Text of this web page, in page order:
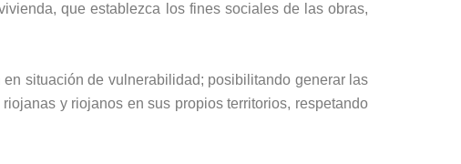
que establezca los fines sociales de las obras,
situación de vulnerabilidad; posibilitando generar las
y riojanos en sus propios territorios, respetando